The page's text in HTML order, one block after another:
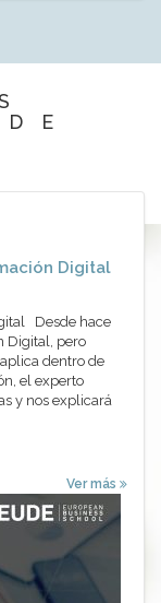
Digital
Desde hace
Digital, pero
dentro de
el experto
y nos explicará
Ver más